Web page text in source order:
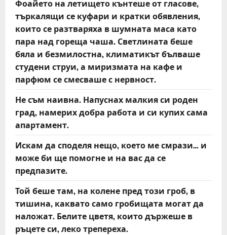
Фоайето на летището кънтеше от гласове,
търкалящи се куфари и кратки обявления,
които се разтваряха в шумната маса като
пара над гореща чаша. Светлината беше
бяла и безмилостна, климатикът бълваше
студени струи, а миризмата на кафе и
парфюм се смесваше с нервност.
Не съм наивна. Напуснах малкия си роден
град, намерих добра работа и си купих сама
апартамент.
Искам да споделя нещо, което ме смрази… и
може би ще помогне и на вас да се
предпазите.
Той беше там, на колене пред този гроб, в
тишина, каквато само гробищата могат да
наложат. Белите цветя, които държеше в
ръцете си, леко трепереха.